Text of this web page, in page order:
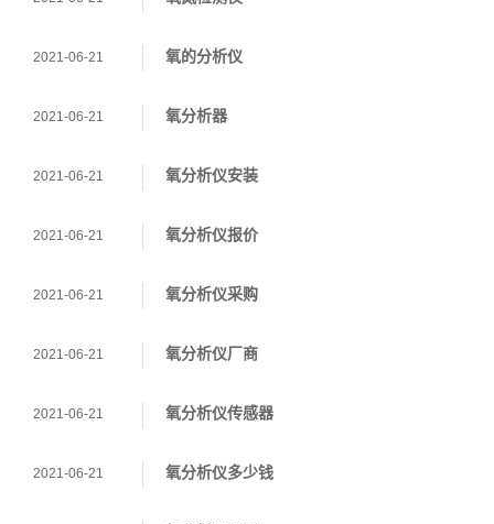
2021-06-21 氧的分析仪
2021-06-21 氧分析器
2021-06-21 氧分析仪安装
2021-06-21 氧分析仪报价
2021-06-21 氧分析仪采购
2021-06-21 氧分析仪厂商
2021-06-21 氧分析仪传感器
2021-06-21 氧分析仪多少钱